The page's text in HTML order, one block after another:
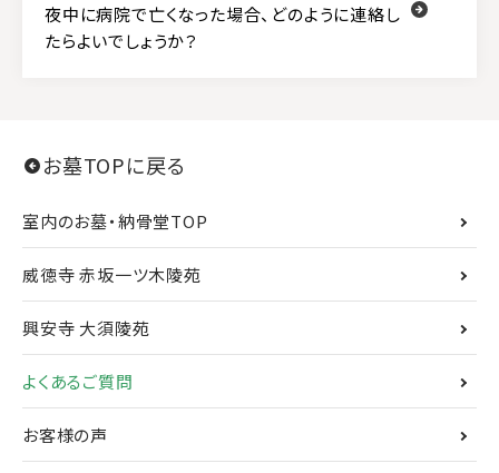
お墓TOPに戻る
室内のお墓・納骨堂TOP
威徳寺 赤坂一ツ木陵苑
興安寺 大須陵苑
よくあるご質問
お客様の声
夜中に病院で亡くなった場合、どのように連絡し
たらよいでしょうか？